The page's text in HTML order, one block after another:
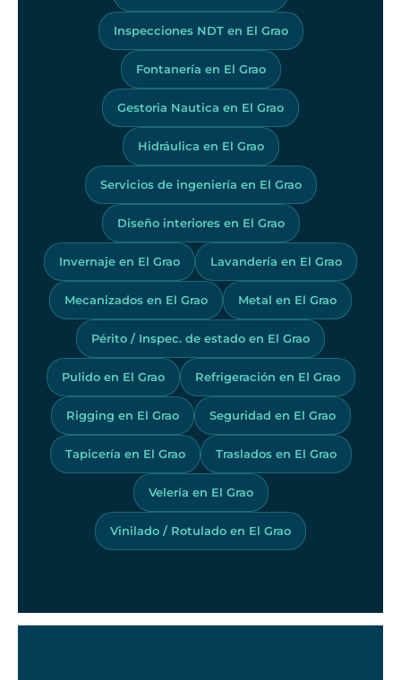
Inspecciones NDT en El Grao
Fontanería en El Grao
Gestoria Nautica en El Grao
Hidráulica en El Grao
Servicios de ingeniería en El Grao
Diseño interiores en El Grao
Invernaje en El Grao Lavandería en El Grao
Mecanizados en El Grao Metal en El Grao
Périto / Inspec. de estado en El Grao
Pulido en El Grao Refrigeración en El Grao
Rigging en El Grao Seguridad en El Grao
Tapicería en El Grao Traslados en El Grao
Velería en El Grao
Vinilado / Rotulado en El Grao